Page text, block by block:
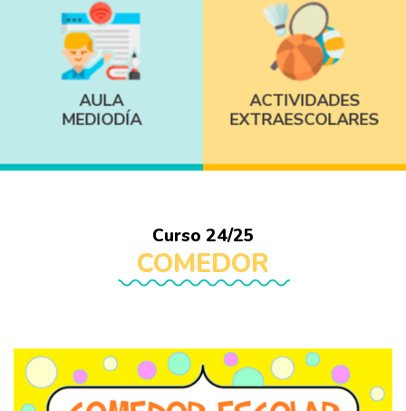
AULA
MEDIODÍA
ACTIVIDADES
EXTRAESCOLARES
Curso 24/25
COMEDOR